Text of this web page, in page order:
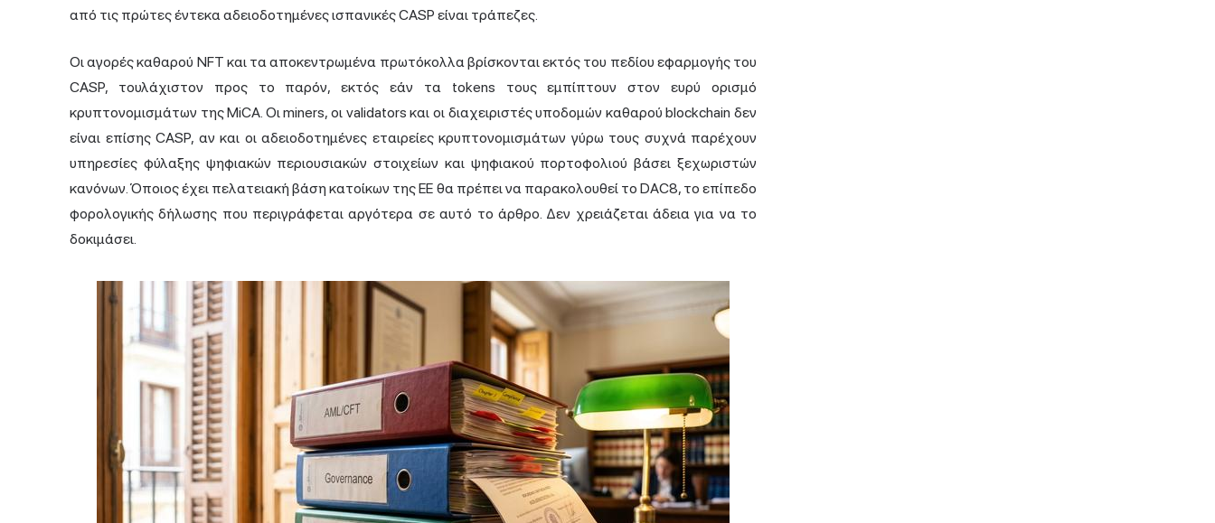
από τις πρώτες έντεκα αδειοδοτημένες ισπανικές CASP είναι τράπεζες.
Οι αγορές καθαρού NFT και τα αποκεντρωμένα πρωτόκολλα βρίσκονται εκτός του πεδίου εφαρμογής του
CASP, τουλάχιστον προς το παρόν, εκτός εάν τα tokens τους εμπίπτουν στον ευρύ ορισμό
κρυπτονομισμάτων της MiCA. Οι miners, οι validators και οι διαχειριστές υποδομών καθαρού blockchain δεν
είναι επίσης CASP, αν και οι αδειοδοτημένες εταιρείες κρυπτονομισμάτων γύρω τους συχνά παρέχουν
υπηρεσίες φύλαξης ψηφιακών περιουσιακών στοιχείων και ψηφιακού πορτοφολιού βάσει ξεχωριστών
κανόνων. Όποιος έχει πελατειακή βάση κατοίκων της ΕΕ θα πρέπει να παρακολουθεί το DAC8, το επίπεδο
φορολογικής δήλωσης που περιγράφεται αργότερα σε αυτό το άρθρο. Δεν χρειάζεται άδεια για να το
δοκιμάσει.